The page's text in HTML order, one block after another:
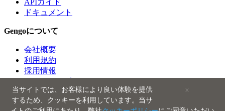
APIガイド
ドキュメント
Gengoについて
会社概要
利用規約
採用情報
サポート
プレス
x
当サイトでは、お客様により良い体験を提供
するため、クッキーを利用しています。当サ